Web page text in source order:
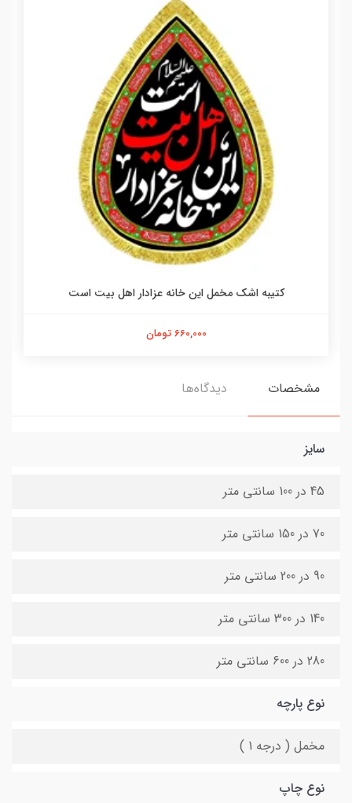
کتیبه اشک مخمل این خانه عزادار اهل بیت است
660,000 تومان
مشخصات دیدگاه‌ها
سایز
45 در 100 سانتی متر
70 در 150 سانتی متر
90 در 200 سانتی متر
140 در 300 سانتی متر
280 در 600 سانتی متر
نوع پارچه
مخمل ( درجه 1 )
نوع چاپ